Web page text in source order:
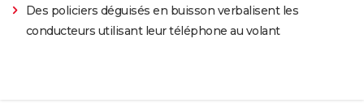
Des policiers déguisés en buisson verbalisent les
conducteurs utilisant leur téléphone au volant